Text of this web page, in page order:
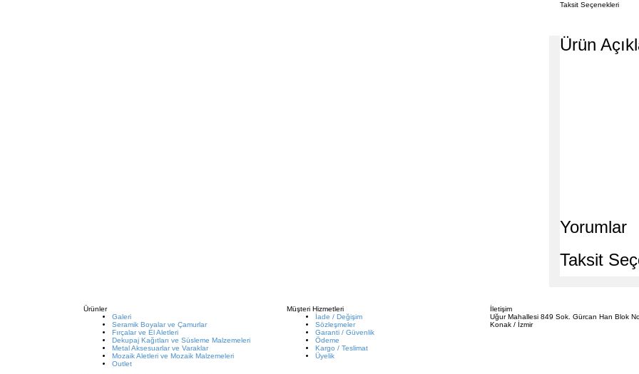
Taksit Seçenekleri
Ürün
Yorumlar
Taksit
Ürünler
Galeri
Seramik Boyalar ve Çamurlar
Fırçalar ve El Aletleri
Dekupaj Kağıtları ve Süsleme Malzemeleri
Metal Aksesuarlar ve Varaklar
Mozaik Aletleri ve Mozaik Malzemeleri
Outlet
Müşteri Hizmetleri
İade / Değişim
Sözleşmeler
Garanti / Güvenlik
Ödeme
Kargo / Teslimat
Üyelik
İletişim
Uğur Mahallesi 849 Sok. Gürcan Han Blok
Konak / İzmir